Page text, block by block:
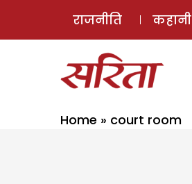
राजनीति कहानी
Home » court room